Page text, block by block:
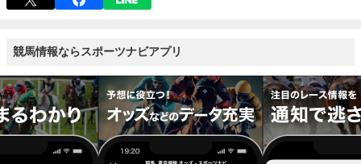
競馬情報ならスポーツナビアプリ